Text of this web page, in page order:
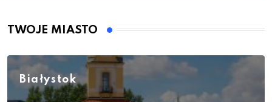
TWOJE MIASTO
Białystok